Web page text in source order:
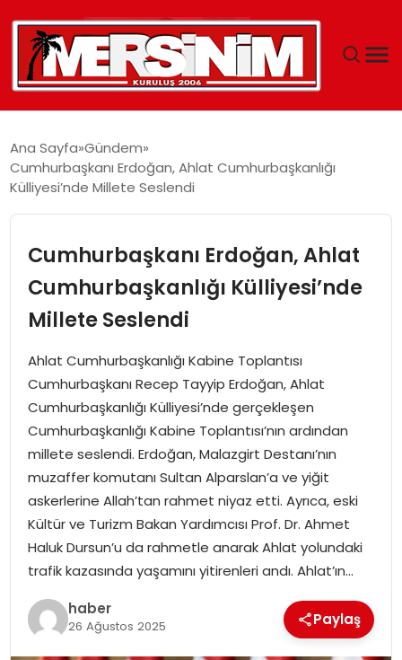
YAŞAM
EĞITIM
SPOR
EKONOMI
MAGAZIN
DÜNYA
OTOMOBIL
Ana Sayfa Gündem
Cumhurbaşkanı Erdoğan, Ahlat Cumhurbaşkanlığı
Külliyesi’nde Millete Seslendi
Cumhurbaşkanı Erdoğan, Ahlat
Cumhurbaşkanlığı Külliyesi’nde
Millete Seslendi
Ahlat Cumhurbaşkanlığı Kabine Toplantısı
Cumhurbaşkanı Recep Tayyip Erdoğan, Ahlat
Cumhurbaşkanlığı Külliyesi’nde gerçekleşen
Cumhurbaşkanlığı Kabine Toplantısı’nın ardından
millete seslendi. Erdoğan, Malazgirt Destanı’nın
muzaffer komutanı Sultan Alparslan’a ve yiğit
askerlerine Allah’tan rahmet niyaz etti. Ayrıca, eski
Kültür ve Turizm Bakan Yardımcısı Prof. Dr. Ahmet
Haluk Dursun’u da rahmetle anarak Ahlat yolundaki
trafik kazasında yaşamını yitirenleri andı. Ahlat’ın…
haber
26 Ağustos 2025 Paylaş